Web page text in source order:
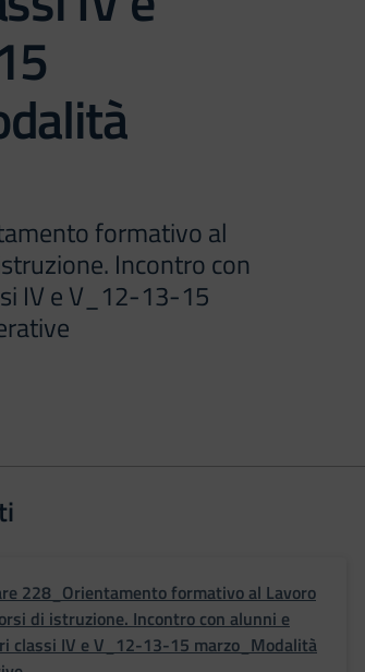
formativo al
Incontro con
IV e V_12-13-15
228_Orientamento formativo al Lavoro
di istruzione. Incontro con alunni e
classi IV e V_12-13-15 marzo_Modalità